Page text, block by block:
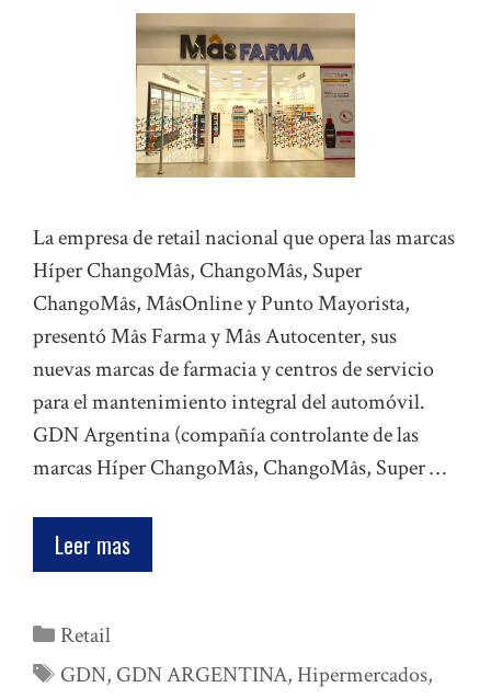
La empresa de retail nacional que opera las marcas
Híper ChangoMâs, ChangoMâs, Super
ChangoMâs, MâsOnline y Punto Mayorista,
presentó Mâs Farma y Mâs Autocenter, sus
nuevas marcas de farmacia y centros de servicio
para el mantenimiento integral del automóvil.
GDN Argentina (compañía controlante de las
marcas Híper ChangoMâs, ChangoMâs, Super …
Leer mas
Categorías
Retail
Etiquetas
GDN, GDN ARGENTINA, Hipermercados,